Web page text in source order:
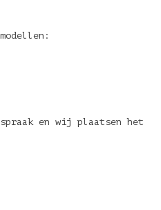
en wij plaatsen het